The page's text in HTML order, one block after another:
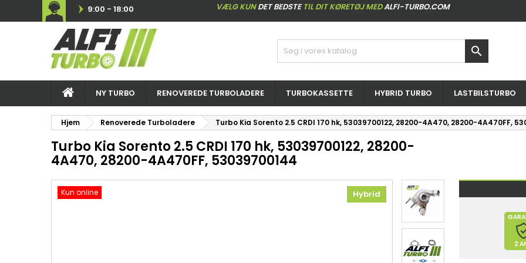
9:00 - 18:00 VÆLG KUNDET BEDSTETIL DIT KØRETØJ MEDALFI-TURBO.COM

NY TURBO RENOVEREDE TURBOLADERE TURBOKASSETTE HYBRID TURBO LASTBILSTURBO
Hjem Renoverede Turboladere Turbo Kia Sorento 2.5 CRDI 170 hk, 53039700122, 28200-4A470, 28200-4A470FF,
Turbo Kia Sorento 2.5 CRDI 170 hk, 53039700122, 28200-
4A470, 28200-4A470FF, 53039700144
Kun online Hybrid
2